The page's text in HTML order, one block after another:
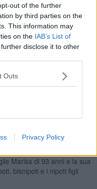
out of the further
by third parties on the
This information may
on the IAB’s List of
disclose it to other
Outs
Privacy Policy
ed un paio di mesi fa è
quale hanno preso parte
anni ripetizioni di latino,
amato e stimato
elementare e media.
frequenti ma è molto
Marisa di 93 anni e la sua
bisnipoti e i nipoti figli